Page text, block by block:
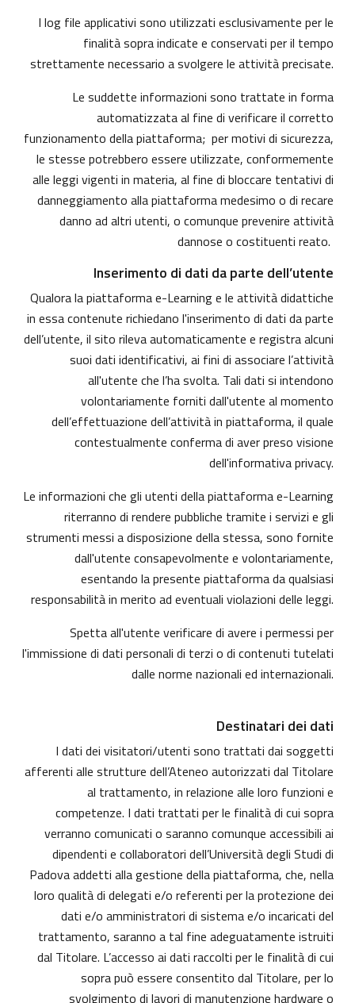
I log file applicativi sono utilizzati esclusivamente per le
finalità sopra indicate e conservati per il tempo
strettamente necessario a svolgere le attività precisate.
Le suddette informazioni sono trattate in forma
automatizzata al fine di verificare il corretto
funzionamento della piattaforma; per motivi di sicurezza,
le stesse potrebbero essere utilizzate, conformemente
alle leggi vigenti in materia, al fine di bloccare tentativi di
danneggiamento alla piattaforma medesimo o di recare
danno ad altri utenti, o comunque prevenire attività
dannose o costituenti reato.
Inserimento di dati da parte dell’utente
Qualora la piattaforma e-Learning e le attività didattiche
in essa contenute richiedano l'inserimento di dati da parte
dell’utente, il sito rileva automaticamente e registra alcuni
suoi dati identificativi, ai fini di associare l’attività
all'utente che l’ha svolta. Tali dati si intendono
volontariamente forniti dall'utente al momento
dell’effettuazione dell’attività in piattaforma, il quale
contestualmente conferma di aver preso visione
dell'informativa privacy.
Le informazioni che gli utenti della piattaforma e-Learning
riterranno di rendere pubbliche tramite i servizi e gli
strumenti messi a disposizione della stessa, sono fornite
dall'utente consapevolmente e volontariamente,
esentando la presente piattaforma da qualsiasi
responsabilità in merito ad eventuali violazioni delle leggi.
Spetta all'utente verificare di avere i permessi per
l'immissione di dati personali di terzi o di contenuti tutelati
dalle norme nazionali ed internazionali.
Destinatari dei dati
I dati dei visitatori/utenti sono trattati dai soggetti
afferenti alle strutture dell’Ateneo autorizzati dal Titolare
al trattamento, in relazione alle loro funzioni e
competenze. I dati trattati per le finalità di cui sopra
verranno comunicati o saranno comunque accessibili ai
dipendenti e collaboratori dell’Università degli Studi di
Padova addetti alla gestione della piattaforma, che, nella
loro qualità di delegati e/o referenti per la protezione dei
dati e/o amministratori di sistema e/o incaricati del
trattamento, saranno a tal fine adeguatamente istruiti
dal Titolare. L’accesso ai dati raccolti per le finalità di cui
sopra può essere consentito dal Titolare, per lo
svolgimento di lavori di manutenzione hardware o